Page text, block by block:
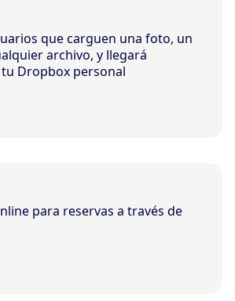
que carguen una foto, un
archivo, y llegará
Dropbox personal
para reservas a través de